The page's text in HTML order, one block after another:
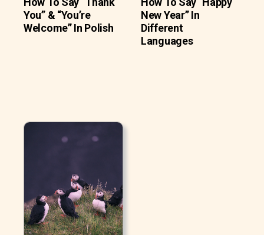
You” & “You’re
Welcome” In Polish
New Year” In
Different
Languages